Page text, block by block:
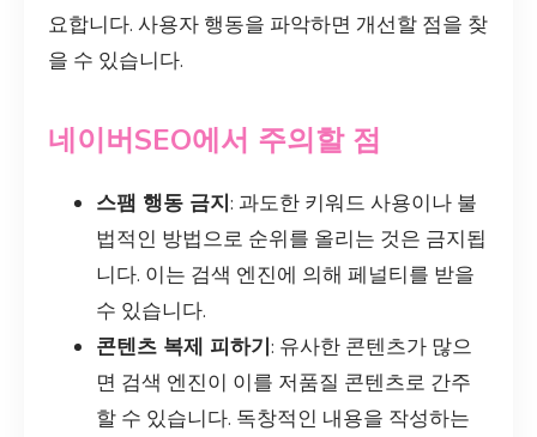
요합니다. 사용자 행동을 파악하면 개선할 점을 찾
을 수 있습니다.
네이버SEO에서 주의할 점
스팸 행동 금지: 과도한 키워드 사용이나 불
법적인 방법으로 순위를 올리는 것은 금지됩
니다. 이는 검색 엔진에 의해 페널티를 받을
수 있습니다.
콘텐츠 복제 피하기: 유사한 콘텐츠가 많으
면 검색 엔진이 이를 저품질 콘텐츠로 간주
할 수 있습니다. 독창적인 내용을 작성하는